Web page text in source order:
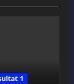
1